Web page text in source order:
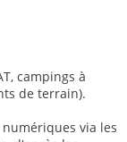
campings à
de terrain).
via les